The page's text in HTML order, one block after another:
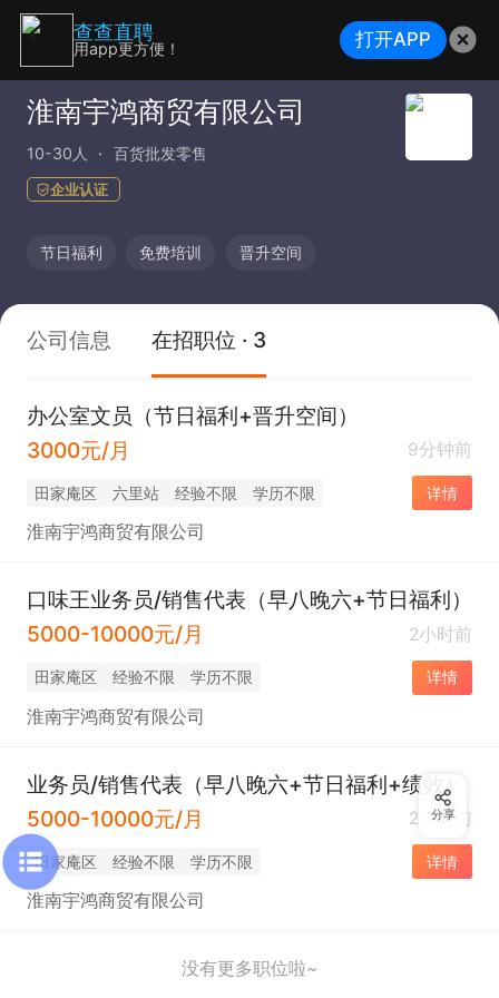
淮南宇鸿商贸有限公司
10-30人 百货批发零售
企业认证
节日福利 免费培训 晋升空间
公司信息 在招职位 · 3
办公室文员（节日福利+晋升空间）
3000元/月
9分钟前
田家庵区 六里站 经验不限 学历不限 详情
淮南宇鸿商贸有限公司
口味王业务员/销售代表（早八晚六+节日福利）
5000-10000元/月
2小时前
田家庵区 经验不限 学历不限 详情
淮南宇鸿商贸有限公司
业务员/销售代表（早八晚六+节日福利+绩效）
5000-10000元/月
2小时前
田家庵区 经验不限 学历不限 详情
淮南宇鸿商贸有限公司
没有更多职位啦~
分享
查查直聘
用app更方便！ 打开APP